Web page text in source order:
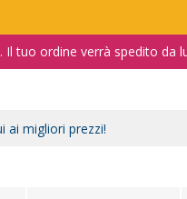
. Il tuo ordine verrà spedito da